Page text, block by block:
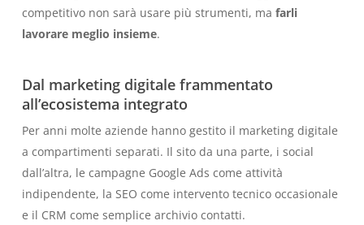
competitivo non sarà usare più strumenti, ma farli
lavorare meglio insieme.
Dal marketing digitale frammentato
all’ecosistema integrato
Per anni molte aziende hanno gestito il marketing digitale
a compartimenti separati. Il sito da una parte, i social
dall’altra, le campagne Google Ads come attività
indipendente, la SEO come intervento tecnico occasionale
e il CRM come semplice archivio contatti.